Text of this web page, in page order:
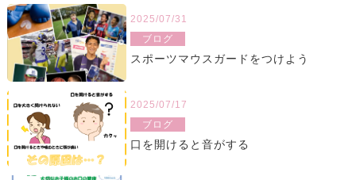
2025/07/31
ブログ
スポーツマウスガードをつけよう
2025/07/17
ブログ
口を開けると音がする